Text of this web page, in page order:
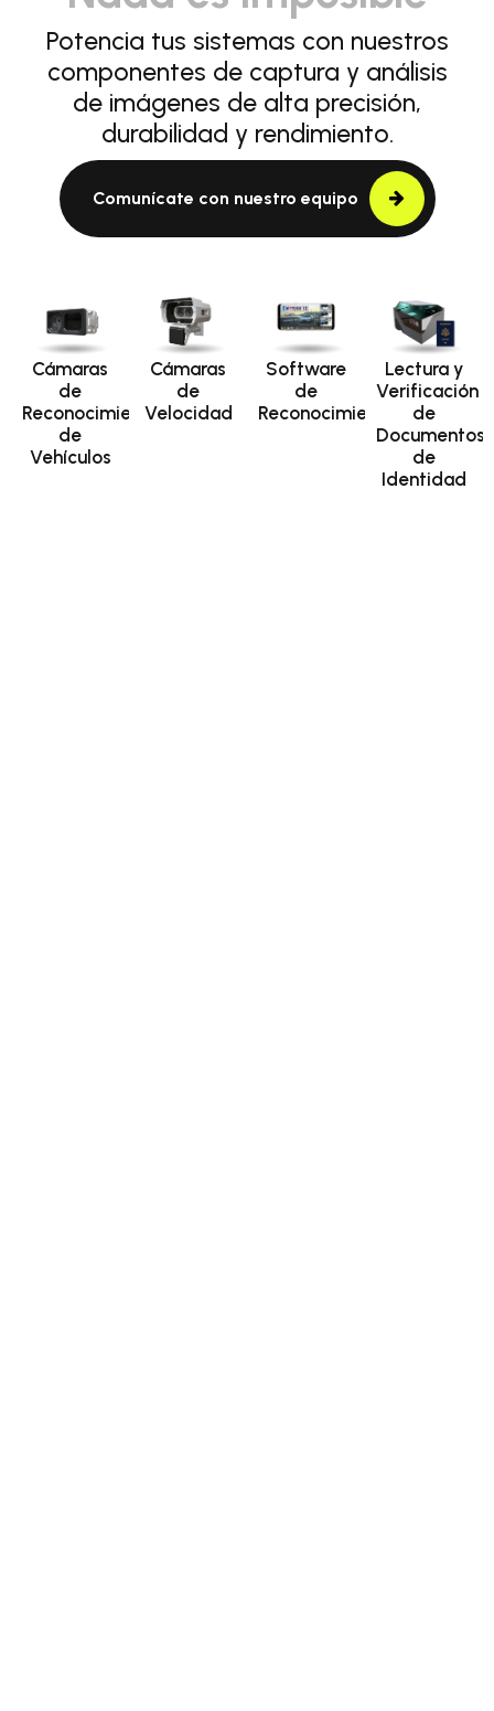
Potencia tus sistemas con nuestros
componentes de captura y análisis
de imágenes de alta precisión,
durabilidad y rendimiento.
Comunícate con nuestro equipo
Cámaras
de
Reconocimiento
de
Vehículos
Cámaras
de
Velocidad
Software
de
Reconocimiento
Lectura y
Verificación
de
Documentos
de
Identidad